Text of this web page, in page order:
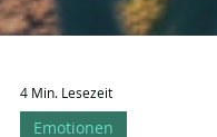
4 Min. Lesezeit